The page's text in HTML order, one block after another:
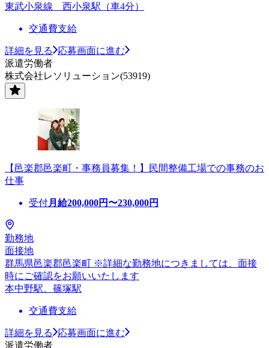
東武小泉線 西小泉駅（車4分）
交通費支給
詳細を見る
応募画面に進む
派遣労働者
株式会社レソリューション(53919)
【邑楽郡邑楽町・事務員募集！】民間整備工場での事務のお
仕事
受付月給200,000円〜230,000円
勤務地
面接地
群馬県邑楽郡邑楽町 ※詳細な勤務地につきましては、面接
時にご確認をお願いいたします
本中野駅、篠塚駅
交通費支給
詳細を見る
応募画面に進む
派遣労働者